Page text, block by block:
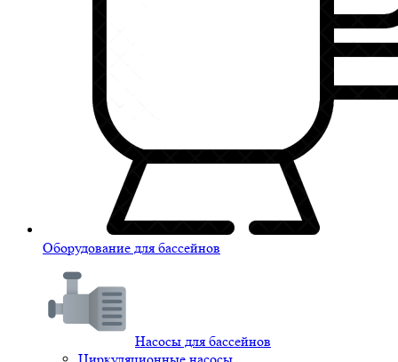
Оборудование для бассейнов
Насосы для бассейнов